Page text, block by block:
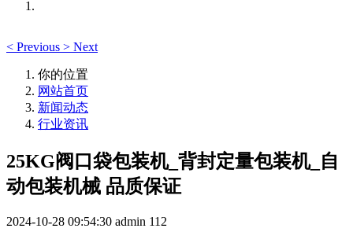
< Previous > Next
你的位置
网站首页
新闻动态
行业资讯
25KG阀口袋包装机_背封定量包装机_自
动包装机械 品质保证
2024-10-28 09:54:30 admin 112